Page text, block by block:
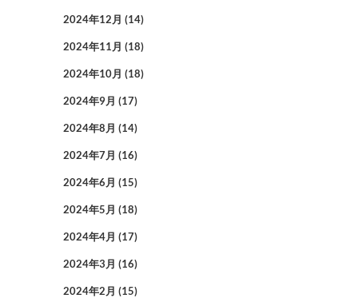
2024年12月 (14)
2024年11月 (18)
2024年10月 (18)
2024年9月 (17)
2024年8月 (14)
2024年7月 (16)
2024年6月 (15)
2024年5月 (18)
2024年4月 (17)
2024年3月 (16)
2024年2月 (15)